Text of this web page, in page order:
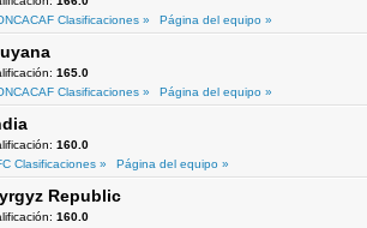
Clasificaciones »
Página del equipo »
165.0
Clasificaciones »
Página del equipo »
160.0
Clasificaciones »
Página del equipo »
Republic
160.0